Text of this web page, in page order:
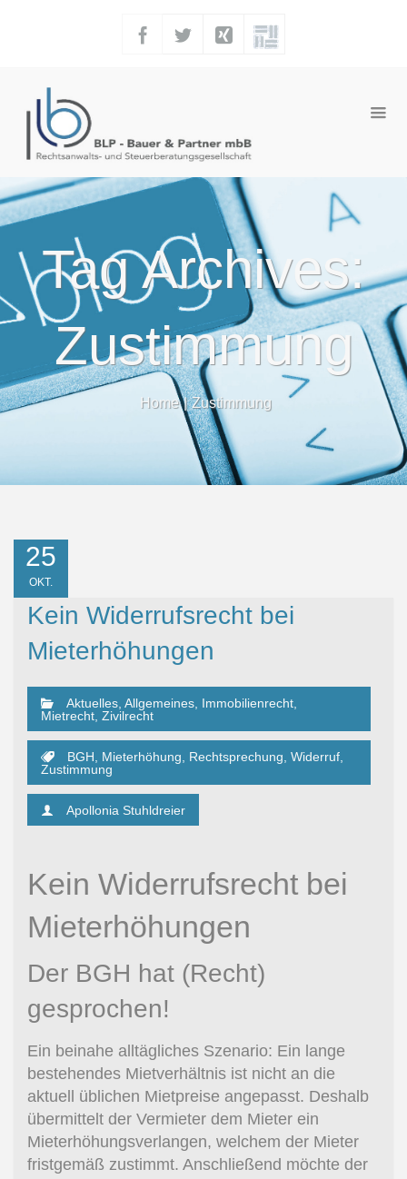
Tag Archives:
Zustimmung
Home | Zustimmung
25
OKT.
Kein Widerrufsrecht bei
Mieterhöhungen
Aktuelles Allgemeines Immobilienrecht
Mietrecht Zivilrecht
BGH Mieterhöhung Rechtsprechung Widerruf
Zustimmung
Apollonia Stuhldreier
Kein Widerrufsrecht bei
Mieterhöhungen
Der BGH hat (Recht)
gesprochen!
Ein beinahe alltägliches Szenario: Ein lange
bestehendes Mietverhältnis ist nicht an die
aktuell üblichen Mietpreise angepasst. Deshalb
übermittelt der Vermieter dem Mieter ein
Mieterhöhungsverlangen, welchem der Mieter
fristgemäß zustimmt. Anschließend möchte der